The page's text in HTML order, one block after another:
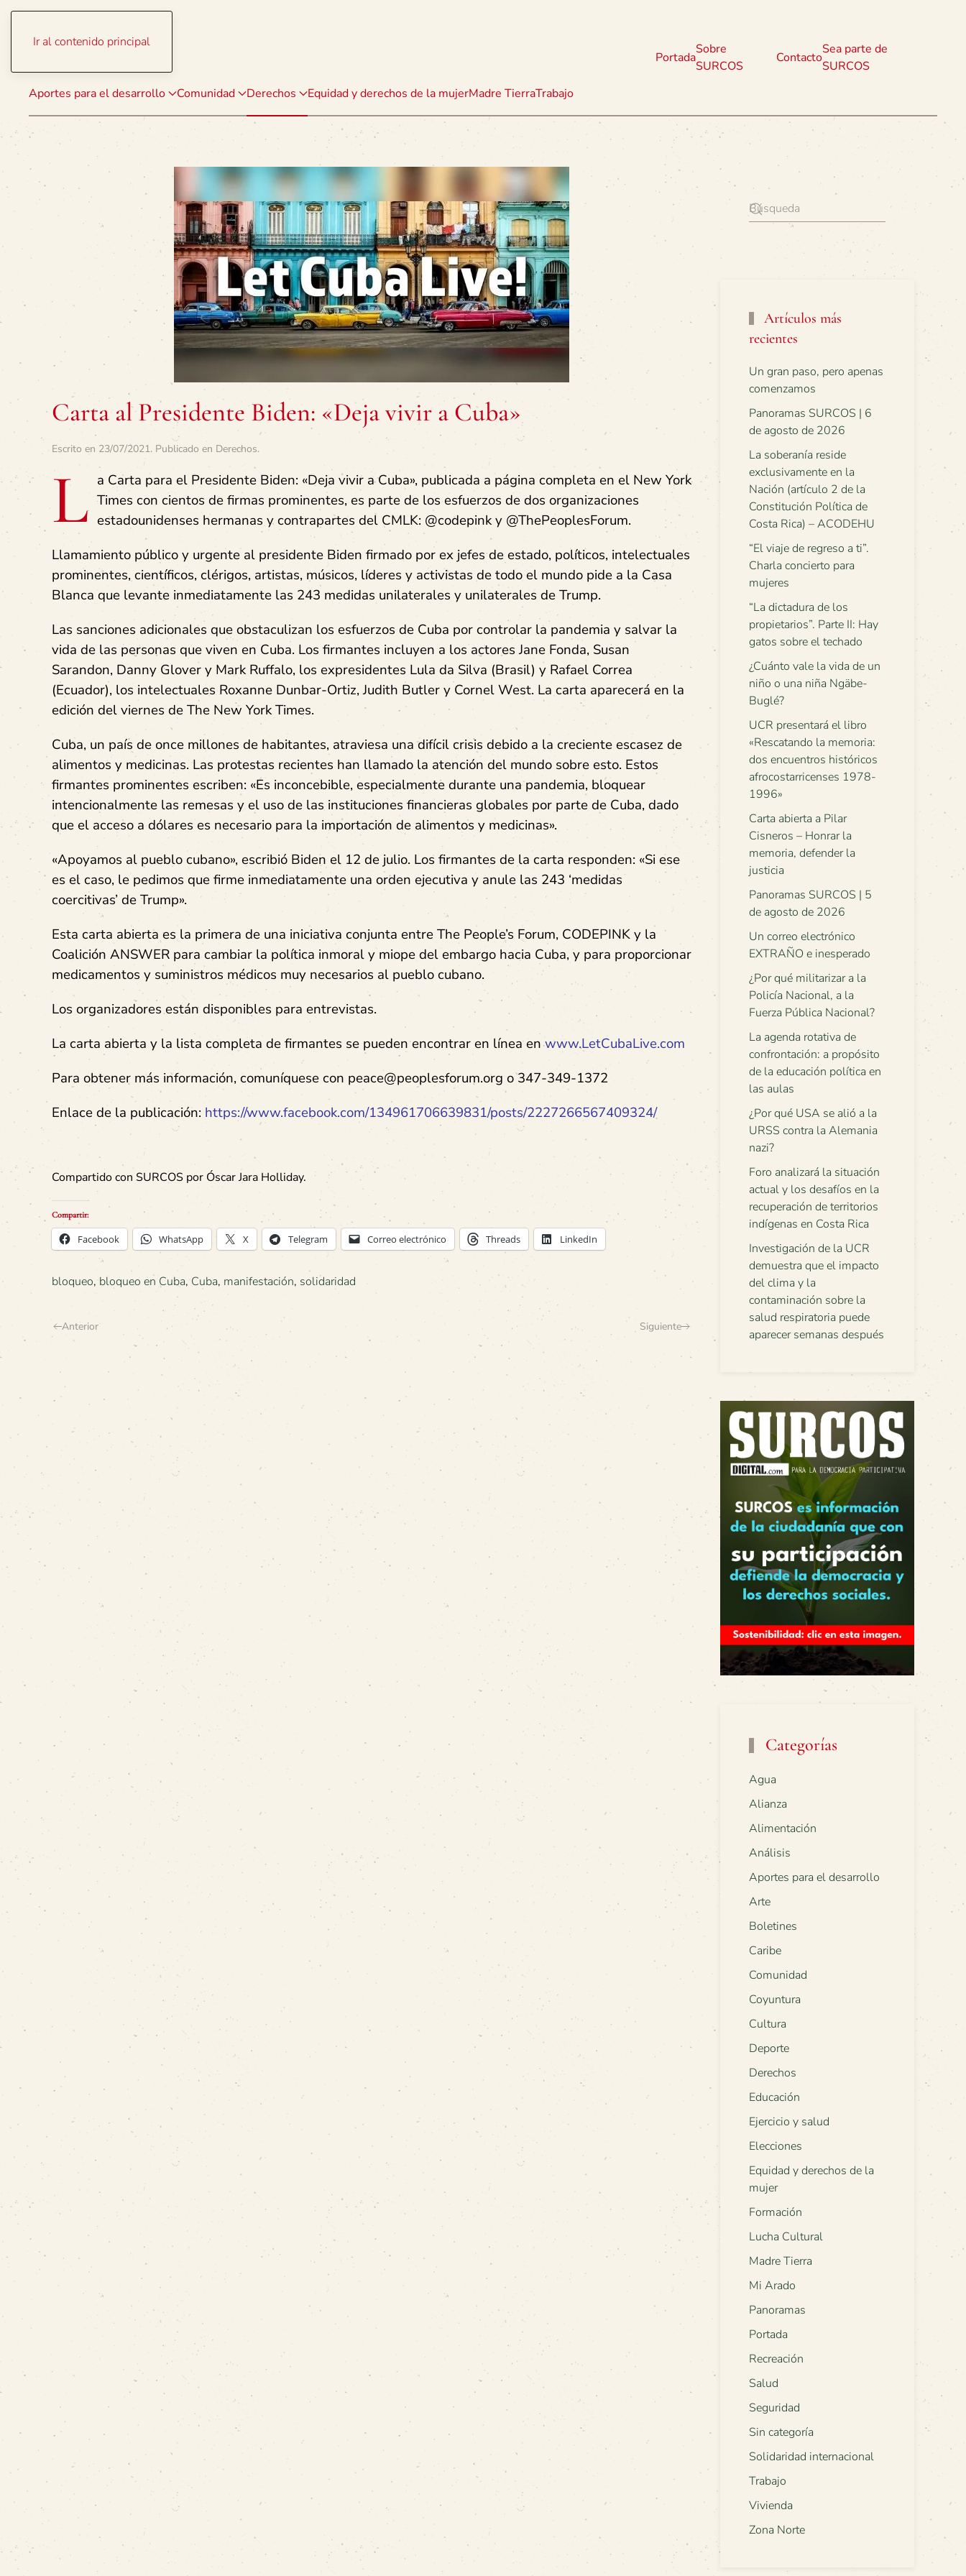
Ir al contenido principal
Aportes para el desarrollo Comunidad Derechos Equidad y derechos de la mujerMadre TierraTrabajo
Portada
Sobre
SURCOS
Contacto
Sea parte de
SURCOS
Carta al Presidente Biden: «Deja vivir a Cuba»
Escrito en 23/07/2021. Publicado en Derechos.
L a Carta para el Presidente Biden: «Deja vivir a Cuba», publicada a página completa en el New York
Times con cientos de firmas prominentes, es parte de los esfuerzos de dos organizaciones
estadounidenses hermanas y contrapartes del CMLK: @codepink y @ThePeoplesForum.
Llamamiento público y urgente al presidente Biden firmado por ex jefes de estado, políticos, intelectuales
prominentes, científicos, clérigos, artistas, músicos, líderes y activistas de todo el mundo pide a la Casa
Blanca que levante inmediatamente las 243 medidas unilaterales y unilaterales de Trump.
Las sanciones adicionales que obstaculizan los esfuerzos de Cuba por controlar la pandemia y salvar la
vida de las personas que viven en Cuba. Los firmantes incluyen a los actores Jane Fonda, Susan
Sarandon, Danny Glover y Mark Ruffalo, los expresidentes Lula da Silva (Brasil) y Rafael Correa
(Ecuador), los intelectuales Roxanne Dunbar-Ortiz, Judith Butler y Cornel West. La carta aparecerá en la
edición del viernes de The New York Times.
Cuba, un país de once millones de habitantes, atraviesa una difícil crisis debido a la creciente escasez de
alimentos y medicinas. Las protestas recientes han llamado la atención del mundo sobre esto. Estos
firmantes prominentes escriben: «Es inconcebible, especialmente durante una pandemia, bloquear
intencionalmente las remesas y el uso de las instituciones financieras globales por parte de Cuba, dado
que el acceso a dólares es necesario para la importación de alimentos y medicinas».
«Apoyamos al pueblo cubano», escribió Biden el 12 de julio. Los firmantes de la carta responden: «Si ese
es el caso, le pedimos que firme inmediatamente una orden ejecutiva y anule las 243 ‘medidas
coercitivas’ de Trump».
Esta carta abierta es la primera de una iniciativa conjunta entre The People’s Forum, CODEPINK y la
Coalición ANSWER para cambiar la política inmoral y miope del embargo hacia Cuba, y para proporcionar
medicamentos y suministros médicos muy necesarios al pueblo cubano.
Los organizadores están disponibles para entrevistas.
La carta abierta y la lista completa de firmantes se pueden encontrar en línea enwww.LetCubaLive.com
Para obtener más información, comuníquese con peace@peoplesforum.org o 347-349-1372
Enlace de la publicación: https://www.facebook.com/134961706639831/posts/2227266567409324/
Compartido con SURCOS por Óscar Jara Holliday.
Compartir:
Facebook WhatsApp X Telegram Correo electrónico Threads LinkedIn
bloqueo, bloqueo en Cuba, Cuba, manifestación, solidaridad
Anterior Siguiente
Artículos más
recientes
Un gran paso, pero apenas
comenzamos
Panoramas SURCOS | 6
de agosto de 2026
La soberanía reside
exclusivamente en la
Nación (artículo 2 de la
Constitución Política de
Costa Rica) – ACODEHU
“El viaje de regreso a ti”.
Charla concierto para
mujeres
“La dictadura de los
propietarios”. Parte II: Hay
gatos sobre el techado
¿Cuánto vale la vida de un
niño o una niña Ngäbe-
Buglé?
UCR presentará el libro
«Rescatando la memoria:
dos encuentros históricos
afrocostarricenses 1978-
1996»
Carta abierta a Pilar
Cisneros – Honrar la
memoria, defender la
justicia
Panoramas SURCOS | 5
de agosto de 2026
Un correo electrónico
EXTRAÑO e inesperado
¿Por qué militarizar a la
Policía Nacional, a la
Fuerza Pública Nacional?
La agenda rotativa de
confrontación: a propósito
de la educación política en
las aulas
¿Por qué USA se alió a la
URSS contra la Alemania
nazi?
Foro analizará la situación
actual y los desafíos en la
recuperación de territorios
indígenas en Costa Rica
Investigación de la UCR
demuestra que el impacto
del clima y la
contaminación sobre la
salud respiratoria puede
aparecer semanas después
Categorías
Agua
Alianza
Alimentación
Análisis
Aportes para el desarrollo
Arte
Boletines
Caribe
Comunidad
Coyuntura
Cultura
Deporte
Derechos
Educación
Ejercicio y salud
Elecciones
Equidad y derechos de la
mujer
Formación
Lucha Cultural
Madre Tierra
Mi Arado
Panoramas
Portada
Recreación
Salud
Seguridad
Sin categoría
Solidaridad internacional
Trabajo
Vivienda
Zona Norte